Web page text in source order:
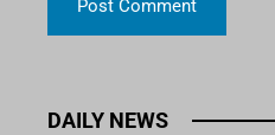
DAILY NEWS